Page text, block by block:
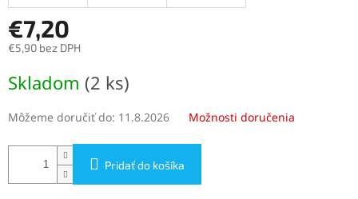
€7,20
€5,90 bez DPH
cena:
Skladom (2 ks)
Môžeme doručiť do: 11.8.2026 Možnosti doručenia
Pridať do košíka